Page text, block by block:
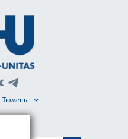
Тюмень